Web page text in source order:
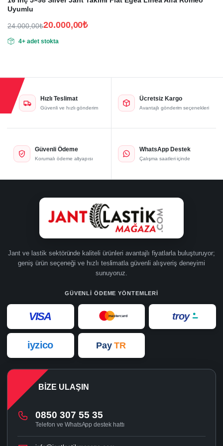
Uyumlu
24.000,00₺
fiyat:
20.000,00₺
andaki
4+ adet stokta
Hızlı Teslimat
Güvenli ve hızlı gönderim
Ücretsiz Kargo
Avantajlı gönderim seçenekleri
Güvenli Ödeme
Korumalı ödeme altyapısı
WhatsApp Destek
Çalışma saatleri içinde
Jant ve lastik sektöründe kaliteli ürünleri avantajlı fiyatlarla buluşturuyor;
geniş ürün seçeneği ve hızlı teslimatla güvenli alışveriş deneyimi
sunuyoruz.
GÜVENLI ÖDEME YÖNTEMLERI
VISA mastercard troy
iyzico Pay TR
BIZE ULAŞIN
0850 307 55 35
Telefon ve WhatsApp destek hattı